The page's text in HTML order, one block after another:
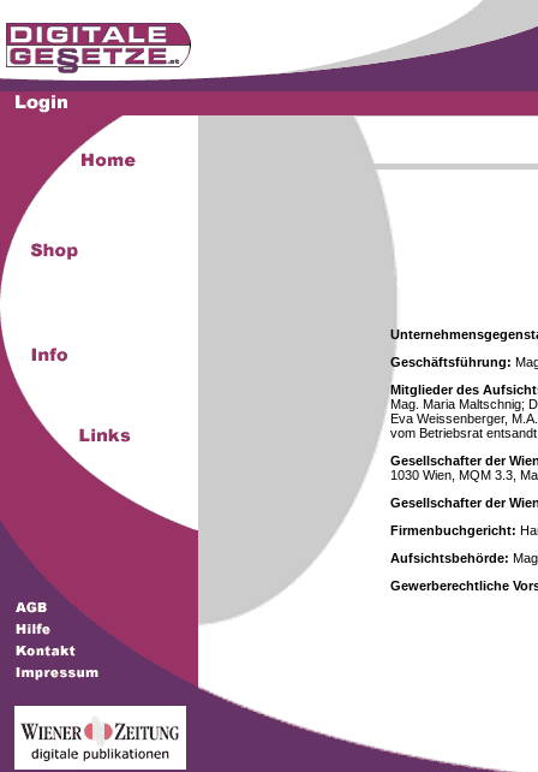
Geschäftsführung:
Mitglieder des
Mag. Maria Maltschnig;
Eva Weissenberger,
vom Betriebsrat
Gesellschafter der
1030 Wien, MQM 3.3,
Gesellschafter der
Firmenbuchgericht:
Aufsichtsbehörde:
Gewerberechtliche